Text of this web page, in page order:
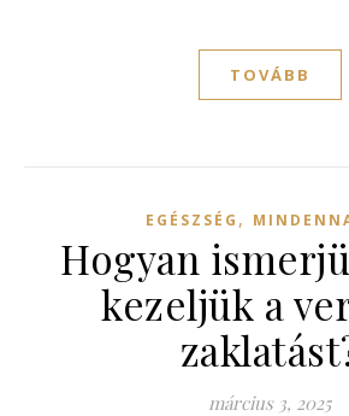
TOVÁBB
EGÉSZSÉG ,
Hogyan
kezeljük a
március 3, 2025